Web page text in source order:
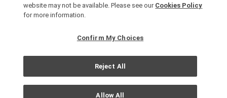
Copyright © Okura Nikko Hotel Management Co., Ltd. All
個人信息保護方針
網站策略
website may not be available. Please see our Cookies Policy
for more information.
Confirm My Choices
Reject All
Allow All